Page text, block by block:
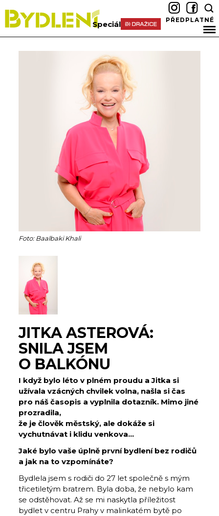
Speciál PŘEDPLATNÉ
Foto: Baalbaki Khali
JITKA ASTEROVÁ:
SNILA JSEM
O BALKÓNU
I když bylo léto v plném proudu a Jitka si
užívala vzácných chvilek volna, našla si čas
pro náš časopis a vyplnila dotazník. Mimo jiné
prozradila,
že je člověk městský, ale dokáže si
vychutnávat i klidu venkova…
Jaké bylo vaše úplně první bydlení bez rodičů
a jak na to vzpomínáte?
Bydlela jsem s rodiči do 27 let společně s mým
třicetiletým bratrem. Byla doba, že nebylo kam
se odstěhovat. Až se mi naskytla příležitost
bydlet v centru Prahy v malinkatém bytě po